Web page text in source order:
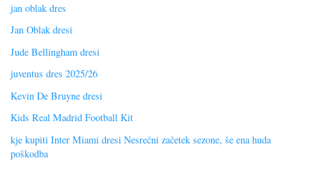
jan oblak dres
Jan Oblak dresi
Jude Bellingham dresi
juventus dres 2025/26
Kevin De Bruyne dresi
Kids Real Madrid Football Kit
kje kupiti Inter Miami dresi Nesrečni začetek sezone, še ena huda
poškodba